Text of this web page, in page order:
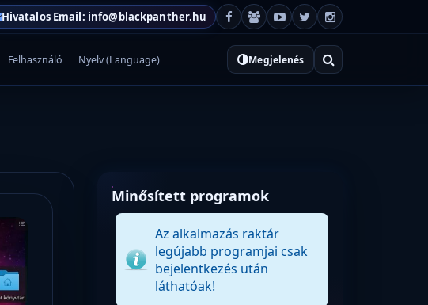
Hivatalos Email: info@blackpanther.hu
Felhasználó Nyelv (Language) Megjelenés
Minősített programok
Az alkalmazás raktár
legújabb programjai csak
bejelentkezés után
láthatóak!